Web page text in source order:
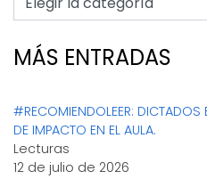
MÁS ENTRADAS
#RECOMIENDOLEER: DICTADOS
DE IMPACTO EN EL AULA.
Lecturas
12 de julio de 2026